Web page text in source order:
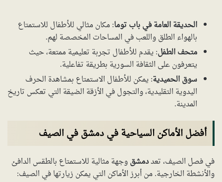
الحديقة العامة في باب توما: مكان مثالي للأطفال للاستمتاع
بالهواء الطلق واللعب في المساحات المخصصة لهم.
متحف الطفل: يقدم للأطفال تجربة تعليمية ممتعة، حيث
يتعرفون على الثقافة السورية بطريقة تفاعلية.
سوق الحميدية: يمكن للأطفال الاستمتاع بمشاهدة الحرف
اليدوية التقليدية، والتجول في الأزقة الضيقة التي تعكس تاريخ
المدينة.
أفضل الأماكن السياحية في دمشق في الصيف
في فصل الصيف، تعددمشقوجهة مثالية للاستمتاع بالطقس الدافئ
والأنشطة الخارجية. من أبرز الأماكن التي يمكن زيارتها في الصيف: